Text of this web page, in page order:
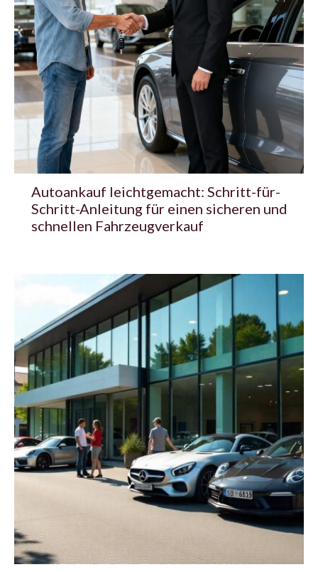
Autoankauf leichtgemacht: Schritt-für-
Schritt-Anleitung für einen sicheren und
schnellen Fahrzeugverkauf